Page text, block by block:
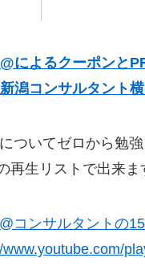
によるクーポンと
新潟コンサルタント
ついてゼロから勉
再生リストで出来ま
コンサルタントの
www.youtube.com/